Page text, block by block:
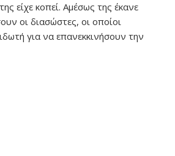
είχε κοπεί. Αμέσως της έκανε
οι διασώστες, οι οποίοι
για να επανεκκινήσουν την